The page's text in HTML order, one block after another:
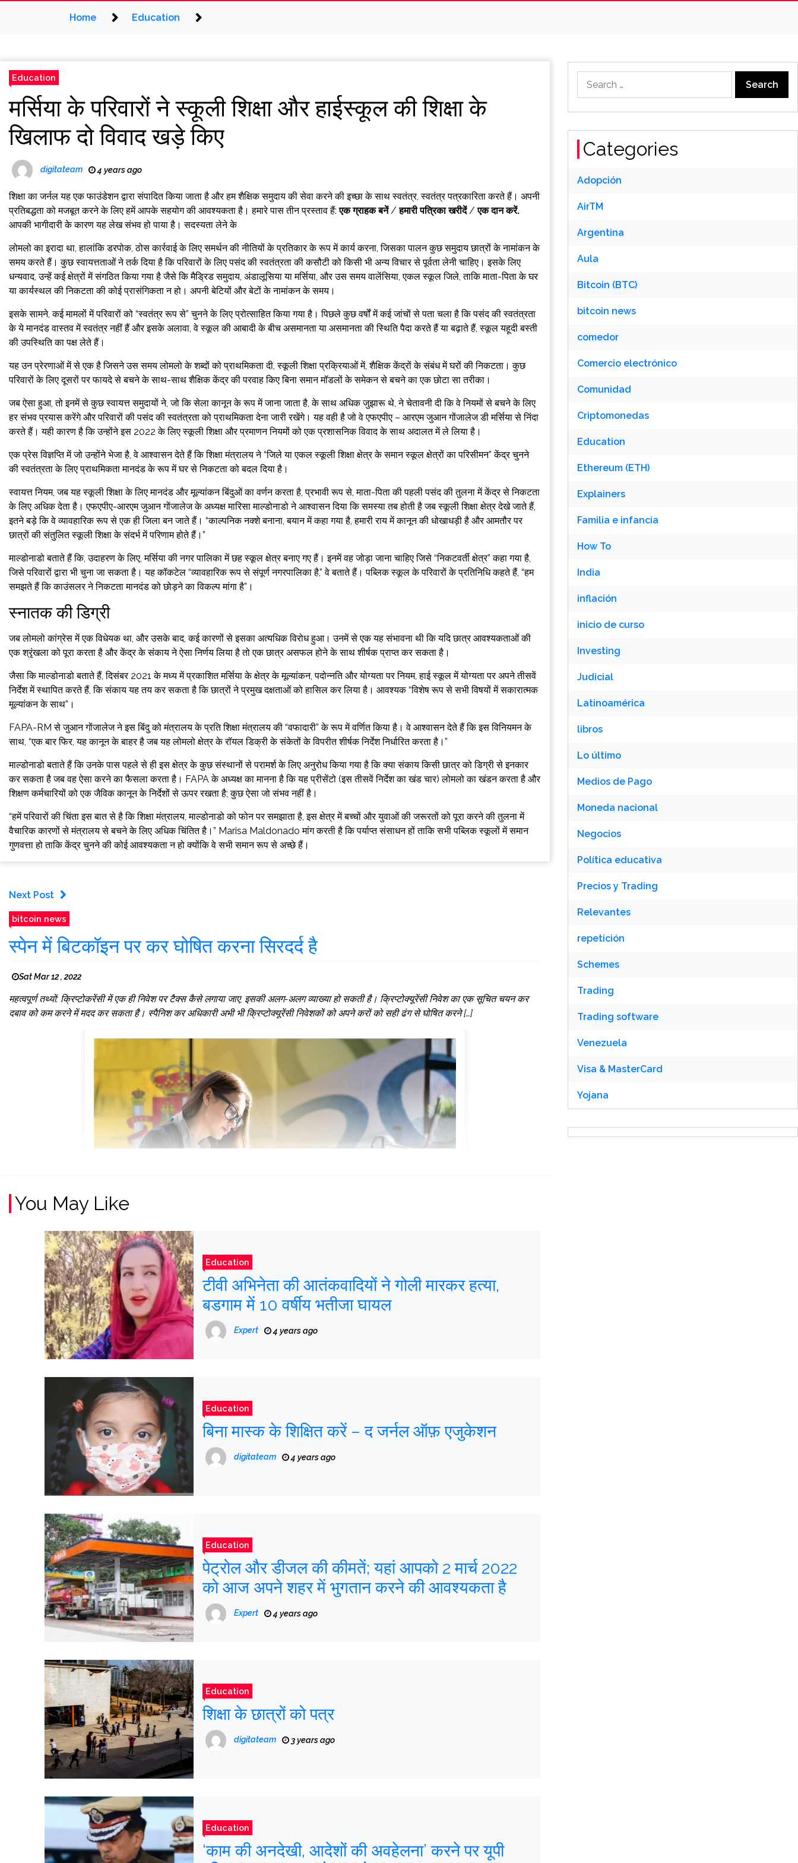
Home Education
Education
मर्सिया के परिवारों ने स्कूली शिक्षा और हाईस्कूल की शिक्षा के
खिलाफ दो विवाद खड़े किए
digitateam 4 years ago
शिक्षा का जर्नल यह एक फाउंडेशन द्वारा संपादित किया जाता है और हम शैक्षिक समुदाय की सेवा करने की इच्छा के साथ स्वतंत्र, स्वतंत्र पत्रकारिता करते हैं। अपनी
प्रतिबद्धता को मजबूत करने के लिए हमें आपके सहयोग की आवश्यकता है। हमारे पास तीन प्रस्ताव हैं:एक ग्राहक बनें/हमारी पत्रिका खरीदें/एक दान करें.
आपकी भागीदारी के कारण यह लेख संभव हो पाया है। सदस्यता लेने के
लोमलो का इरादा था, हालांकि डरपोक, ठोस कार्रवाई के लिए समर्थन की नीतियों के प्रतिकार के रूप में कार्य करना, जिसका पालन कुछ समुदाय छात्रों के नामांकन के
समय करते हैं। कुछ स्वायत्तताओं ने तर्क दिया है कि परिवारों के लिए पसंद की स्वतंत्रता की कसौटी को किसी भी अन्य विचार से पूर्वता लेनी चाहिए। इसके लिए
धन्यवाद, उन्हें कई क्षेत्रों में संगठित किया गया है जैसे कि मैड्रिड समुदाय, अंडालूसिया या मर्सिया, और उस समय वालेंसिया, एकल स्कूल जिले, ताकि माता-पिता के घर
या कार्यस्थल की निकटता की कोई प्रासंगिकता न हो। अपनी बेटियों और बेटों के नामांकन के समय।
इसके सामने, कई मामलों में परिवारों को “स्वतंत्र रूप से” चुनने के लिए प्रोत्साहित किया गया है। पिछले कुछ वर्षों में कई जांचों से पता चला है कि पसंद की स्वतंत्रता
के ये मानदंड वास्तव में स्वतंत्र नहीं हैं और इसके अलावा, वे स्कूल की आबादी के बीच असमानता या असमानता की स्थिति पैदा करते हैं या बढ़ाते हैं, स्कूल यहूदी बस्ती
की उपस्थिति का पक्ष लेते हैं।
यह उन प्रेरणाओं में से एक है जिसने उस समय लोमलो के शब्दों को प्राथमिकता दी, स्कूली शिक्षा प्रक्रियाओं में, शैक्षिक केंद्रों के संबंध में घरों की निकटता। कुछ
परिवारों के लिए दूसरों पर फायदे से बचने के साथ-साथ शैक्षिक केंद्र की परवाह किए बिना समान मॉडलों के समेकन से बचने का एक छोटा सा तरीका।
जब ऐसा हुआ, तो इनमें से कुछ स्वायत्त समुदायों ने, जो कि सेला कानून के रूप में जाना जाता है, के साथ अधिक जुझारू थे, ने चेतावनी दी कि वे नियमों से बचने के लिए
हर संभव प्रयास करेंगे और परिवारों की पसंद की स्वतंत्रता को प्राथमिकता देना जारी रखेंगे। यह वही है जो वे एफएपीए – आरएम जुआन गोंजालेज डी मर्सिया से निंदा
करते हैं। यही कारण है कि उन्होंने इस 2022 के लिए स्कूली शिक्षा और प्रमाणन नियमों को एक प्रशासनिक विवाद के साथ अदालत में ले लिया है।
एक प्रेस विज्ञप्ति में जो उन्होंने भेजा है, वे आश्वासन देते हैं कि शिक्षा मंत्रालय ने “जिले या एकल स्कूली शिक्षा क्षेत्र के समान स्कूल क्षेत्रों का परिसीमन” केंद्र चुनने
की स्वतंत्रता के लिए प्राथमिकता मानदंड के रूप में घर से निकटता को बदल दिया है।
स्वायत्त नियम, जब यह स्कूली शिक्षा के लिए मानदंड और मूल्यांकन बिंदुओं का वर्णन करता है, प्रभावी रूप से, माता-पिता की पहली पसंद की तुलना में केंद्र से निकटता
के लिए अधिक देता है। एफएपीए-आरएम जुआन गोंजालेज के अध्यक्ष मारिसा माल्डोनाडो ने आश्वासन दिया कि समस्या तब होती है जब स्कूली शिक्षा क्षेत्र देखे जाते हैं,
इतने बड़े कि वे व्यावहारिक रूप से एक ही जिला बन जाते हैं। “काल्पनिक नक्शे बनाना, बयान में कहा गया है, हमारी राय में कानून की धोखाधड़ी है और आमतौर पर
छात्रों की संतुलित स्कूली शिक्षा के संदर्भ में परिणाम होते हैं।”
माल्डोनाडो बताते हैं कि, उदाहरण के लिए, मर्सिया की नगर पालिका में छह स्कूल क्षेत्र बनाए गए हैं। इनमें वह जोड़ा जाना चाहिए जिसे “निकटवर्ती क्षेत्र” कहा गया है,
जिसे परिवारों द्वारा भी चुना जा सकता है। यह कॉकटेल “व्यावहारिक रूप से संपूर्ण नगरपालिका है,” वे बताते हैं। पब्लिक स्कूल के परिवारों के प्रतिनिधि कहते हैं, “हम
समझते हैं कि काउंसलर ने निकटता मानदंड को छोड़ने का विकल्प मांगा है”।
स्नातक की डिग्री
जब लोमलो कांग्रेस में एक विधेयक था, और उसके बाद, कई कारणों से इसका अत्यधिक विरोध हुआ। उनमें से एक यह संभावना थी कि यदि छात्र आवश्यकताओं की
एक श्रृंखला को पूरा करता है और केंद्र के संकाय ने ऐसा निर्णय लिया है तो एक छात्र असफल होने के साथ शीर्षक प्राप्त कर सकता है।
जैसा कि माल्डोनाडो बताते हैं, दिसंबर 2021 के मध्य में प्रकाशित मर्सिया के क्षेत्र के मूल्यांकन, पदोन्नति और योग्यता पर नियम, हाई स्कूल में योग्यता पर अपने तीसवें
निर्देश में स्थापित करते हैं, कि संकाय यह तय कर सकता है कि छात्रों ने प्रमुख दक्षताओं को हासिल कर लिया है। आवश्यक “विशेष रूप से सभी विषयों में सकारात्मक
मूल्यांकन के साथ”।
FAPA-RM से जुआन गोंजालेज ने इस बिंदु को मंत्रालय के प्रति शिक्षा मंत्रालय की “वफादारी” के रूप में वर्णित किया है। वे आश्वासन देते हैं कि इस विनियमन के
साथ, “एक बार फिर, यह कानून के बाहर है जब यह लोमलो क्षेत्र के रॉयल डिक्री के संकेतों के विपरीत शीर्षक निर्देश निर्धारित करता है।”
माल्डोनाडो बताते हैं कि उनके पास पहले से ही इस क्षेत्र के कुछ संस्थानों से परामर्श के लिए अनुरोध किया गया है कि क्या संकाय किसी छात्र को डिग्री से इनकार
कर सकता है जब वह ऐसा करने का फैसला करता है। FAPA के अध्यक्ष का मानना ​​है कि यह प्रीसेंटो (इस तीसवें निर्देश का खंड चार) लोमलो का खंडन करता है और
शिक्षण कर्मचारियों को एक जैविक कानून के निर्देशों से ऊपर रखता है; कुछ ऐसा जो संभव नहीं है।
“हमें परिवारों की चिंता इस बात से है कि शिक्षा मंत्रालय, माल्डोनाडो को फोन पर समझाता है, इस क्षेत्र में बच्चों और युवाओं की जरूरतों को पूरा करने की तुलना में
वैचारिक कारणों से मंत्रालय से बचने के लिए अधिक चिंतित है।” Marisa Maldonado मांग करती है कि पर्याप्त संसाधन हों ताकि सभी पब्लिक स्कूलों में समान
गुणवत्ता हो ताकि केंद्र चुनने की कोई आवश्यकता न हो क्योंकि वे सभी समान रूप से अच्छे हैं।
Next Post
bitcoin news
स्पेन में बिटकॉइन पर कर घोषित करना सिरदर्द है
Sat Mar 12 , 2022
महत्वपूर्ण तथ्यों: क्रिप्टोकरेंसी में एक ही निवेश पर टैक्स कैसे लगाया जाए, इसकी अलग-अलग व्याख्या हो सकती है। क्रिप्टोक्यूरेंसी निवेश का एक सूचित चयन कर
दबाव को कम करने में मदद कर सकता है। स्पैनिश कर अधिकारी अभी भी क्रिप्टोक्यूरेंसी निवेशकों को अपने करों को सही ढंग से घोषित करने […]
You May Like
Education
टीवी अभिनेता की आतंकवादियों ने गोली मारकर हत्या,
बडगाम में 10 वर्षीय भतीजा घायल
Expert 4 years ago
Education
बिना मास्क के शिक्षित करें – द जर्नल ऑफ़ एजुकेशन
digitateam 4 years ago
Education
पेट्रोल और डीजल की कीमतें; यहां आपको 2 मार्च 2022
को आज अपने शहर में भुगतान करने की आवश्यकता है
Expert 4 years ago
Education
शिक्षा के छात्रों को पत्र
digitateam 3 years ago
Education
‘काम की अनदेखी, आदेशों की अवहेलना’ करने पर यूपी
for:
Categories
Adopción
AirTM
Argentina
Aula
Bitcoin (BTC)
bitcoin news
comedor
Comercio electrónico
Comunidad
Criptomonedas
Education
Ethereum (ETH)
Explainers
Familia e infancia
How To
India
inflación
inicio de curso
Investing
Judicial
Latinoamérica
libros
Lo último
Medios de Pago
Moneda nacional
Negocios
Política educativa
Precios y Trading
Relevantes
repetición
Schemes
Trading
Trading software
Venezuela
Visa & MasterCard
Yojana